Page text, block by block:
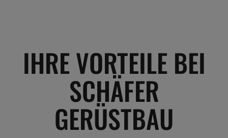
IHRE VORTEILE BEI
SCHÄFER
GERÜSTBAU